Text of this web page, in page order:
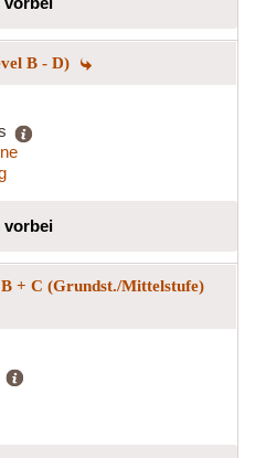
B - D)
vorbei
+ C (Grundst./Mittelstufe)